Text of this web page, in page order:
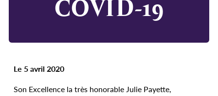
Le 5 avril 2020
Son Excellence la très honorable Julie Payette,